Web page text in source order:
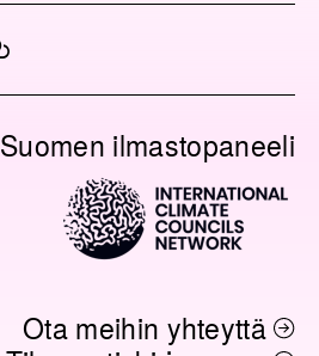
K
P
O
I
Suomen ilmastopaneeli
Ota meihin yhteyttä